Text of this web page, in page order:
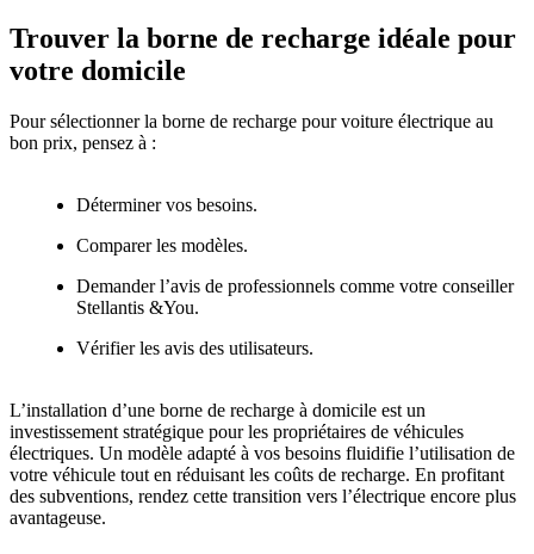
Trouver la borne de recharge idéale pour
votre domicile
Pour sélectionner la borne de recharge pour voiture électrique au
bon prix, pensez à :
Déterminer vos besoins.
Comparer les modèles.
Demander l’avis de professionnels comme votre conseiller
Stellantis &You.
Vérifier les avis des utilisateurs.
L’installation d’une borne de recharge à domicile est un
investissement stratégique pour les propriétaires de véhicules
électriques. Un modèle adapté à vos besoins fluidifie l’utilisation de
votre véhicule tout en réduisant les coûts de recharge. En profitant
des subventions, rendez cette transition vers l’électrique encore plus
avantageuse.